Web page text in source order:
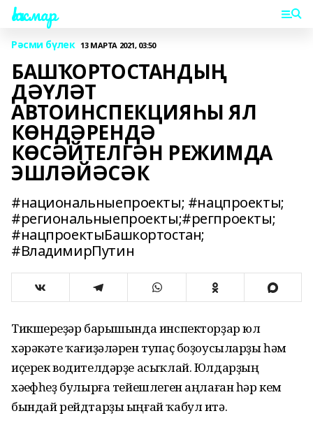
Һаҡмар
Рәсми бүлек 13 МАРТА 2021, 03:50
БАШҠОРТОСТАНДЫҢ
ДӘҮЛӘТ
АВТОИНСПЕКЦИЯҺЫ ЯЛ
КӨНДӘРЕНДӘ
КӨСӘЙТЕЛГӘН РЕЖИМДА
ЭШЛӘЙӘСӘК
#национальныепроекты; #нацпроекты;
#региональныепроекты;#регпроекты;
#нацпроектыБашкортостан;
#ВладимирПутин
Тикшереүҙәр барышында инспекторҙар юл
хәрәкәте ҡағиҙәләрен тупаҫ боҙоусыларҙы һәм
иҫерек водителдәрҙе асыҡлай. Юлдарҙың
хәүефһеҙ булырға тейешлеген аңлаған һәр кем
бындай рейдтарҙы ыңғай ҡабул итә.